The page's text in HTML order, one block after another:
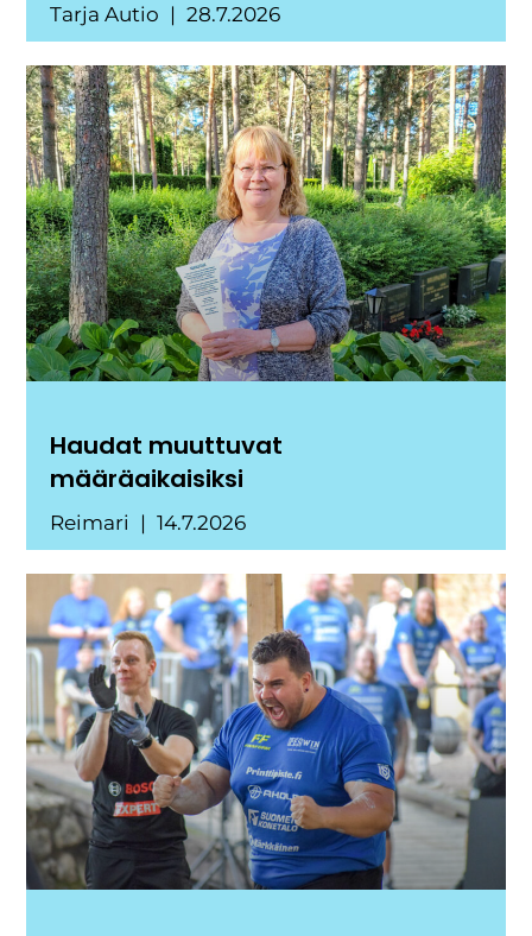
Tarja Autio 28.7.2026
Haudat muuttuvat
määräaikaisiksi
Reimari 14.7.2026